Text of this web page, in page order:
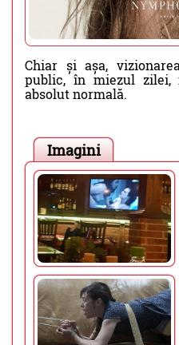
Chiar și așa,
public, în miezul zilei,
absolut normală.
Imagini